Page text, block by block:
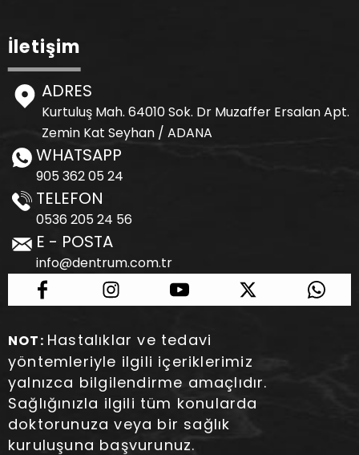
İletişim
ADRES
Kurtuluş Mah. 64010 Sok. Dr Muzaffer Ersalan Apt.
Zemin Kat Seyhan / ADANA
WHATSAPP
905 362 05 24
TELEFON
0536 205 24 56
E - POSTA
info@dentrum.com.tr
NOT: Hastalıklar ve tedavi
yöntemleriyle ilgili içeriklerimiz
yalnızca bilgilendirme amaçlıdır.
Sağlığınızla ilgili tüm konularda
doktorunuza veya bir sağlık
kuruluşuna başvurunuz.